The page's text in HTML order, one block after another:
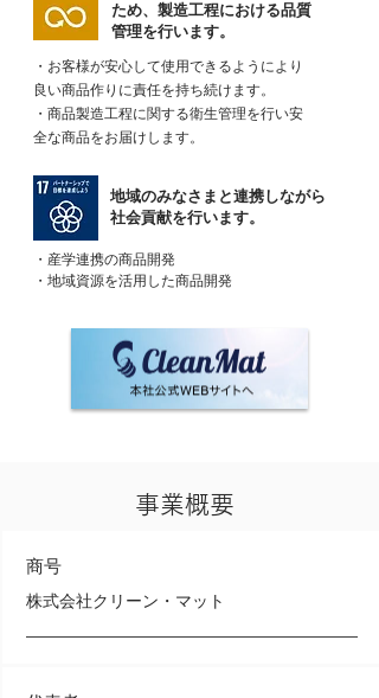
ため、製造工程における品質
管理を行います。
・お客様が安心して使用できるようにより
良い商品作りに責任を持ち続けます。
・商品製造工程に関する衛生管理を行い安
全な商品をお届けします。
地域のみなさまと連携しながら
社会貢献を行います。
・産学連携の商品開発
・地域資源を活用した商品開発
事業概要
商号
株式会社クリーン・マット